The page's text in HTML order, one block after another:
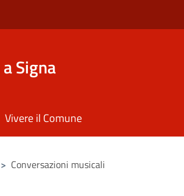
Signa
Vivere il Comune
> Conversazioni musicali